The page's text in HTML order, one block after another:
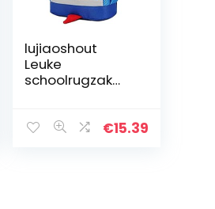
lujiaoshout
Leuke
schoolrugzak
dinosaurus,
€15.39